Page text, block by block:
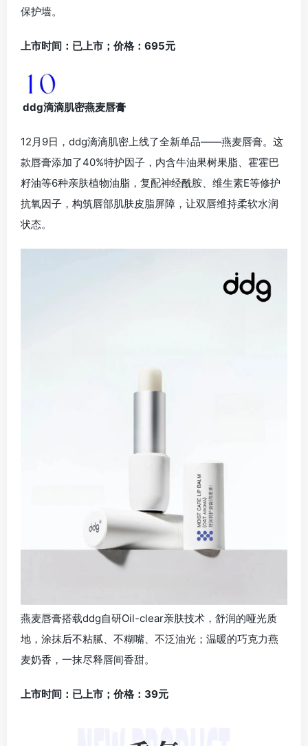
保护墙。
上市时间：已上市；价格：695元
ddg滴滴肌密燕麦唇膏
12月9日，ddg滴滴肌密上线了全新单品——燕麦唇膏。这
款唇膏添加了40%特护因子，内含牛油果树果脂、霍霍巴
籽油等6种亲肤植物油脂，复配神经酰胺、维生素E等修护
抗氧因子，构筑唇部肌肤皮脂屏障，让双唇维持柔软水润
状态。
燕麦唇膏搭载ddg自研Oil-clear亲肤技术，舒润的哑光质
地，涂抹后不粘腻、不糊嘴、不泛油光；温暖的巧克力燕
麦奶香，一抹尽释唇间香甜。
上市时间：已上市；价格：39元